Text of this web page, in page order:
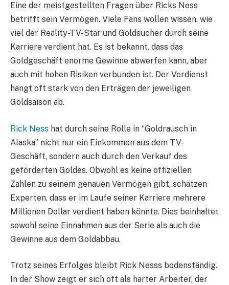
Eine der meistgestellten Fragen über Ricks Ness
betrifft sein Vermögen. Viele Fans wollen wissen, wie
viel der Reality-TV-Star und Goldsucher durch seine
Karriere verdient hat. Es ist bekannt, dass das
Goldgeschäft enorme Gewinne abwerfen kann, aber
auch mit hohen Risiken verbunden ist. Der Verdienst
hängt oft stark von den Erträgen der jeweiligen
Goldsaison ab.
Rick Ness hat durch seine Rolle in “Goldrausch in
Alaska” nicht nur ein Einkommen aus dem TV-
Geschäft, sondern auch durch den Verkauf des
geförderten Goldes. Obwohl es keine offiziellen
Zahlen zu seinem genauen Vermögen gibt, schätzen
Experten, dass er im Laufe seiner Karriere mehrere
Millionen Dollar verdient haben könnte. Dies beinhaltet
sowohl seine Einnahmen aus der Serie als auch die
Gewinne aus dem Goldabbau.
Trotz seines Erfolges bleibt Rick Nesss bodenständig.
In der Show zeigt er sich oft als harter Arbeiter, der